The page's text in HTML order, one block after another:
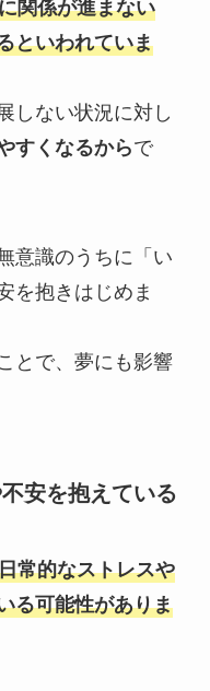
関係が進まない
といわれていま
しない状況に対し
すくなるからで
意識のうちに「い
を抱きはじめま
とで、夢にも影響
安を抱えている
常的なストレスや
る可能性がありま